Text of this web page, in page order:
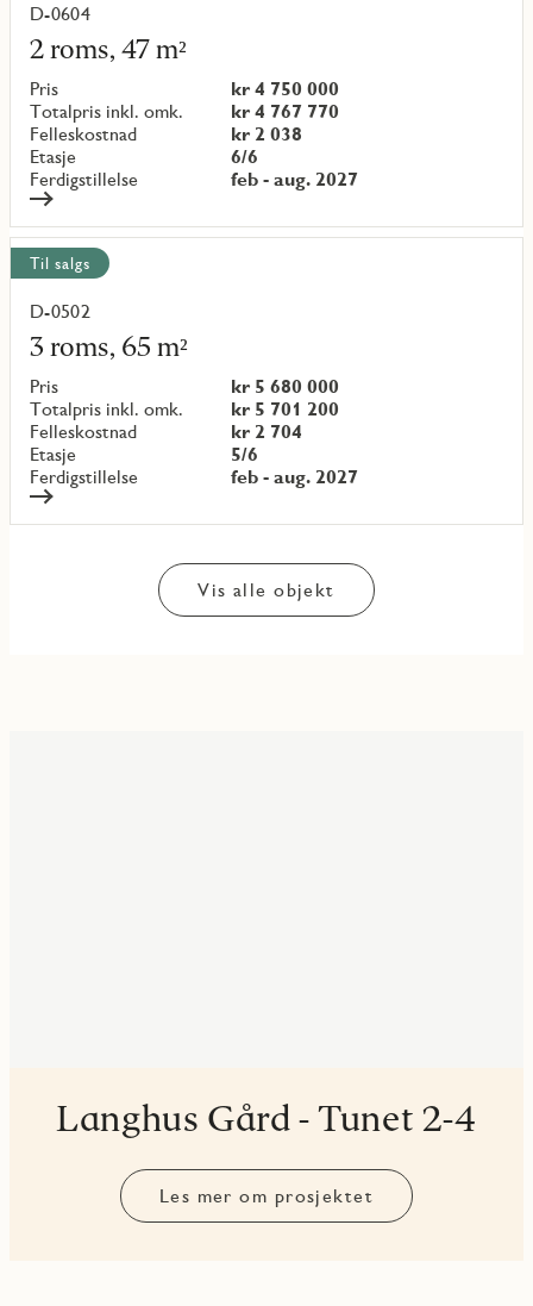
D-0604
2 roms, 47 m²
Pris
kr 4 750 000
Totalpris inkl. omk.
kr 4 767 770
Felleskostnad
kr 2 038
Etasje
6/6
Ferdigstillelse
feb - aug. 2027
Les
mer
om
objekt
{objectNumber}
Til salgs
D-0502
3 roms, 65 m²
Pris
kr 5 680 000
Totalpris inkl. omk.
kr 5 701 200
Felleskostnad
kr 2 704
Etasje
5/6
Ferdigstillelse
feb - aug. 2027
Les
mer
om
objekt
{objectNumber}
Vis alle objekt
Langhus Gård - Tunet 2-4
Les mer om prosjektet